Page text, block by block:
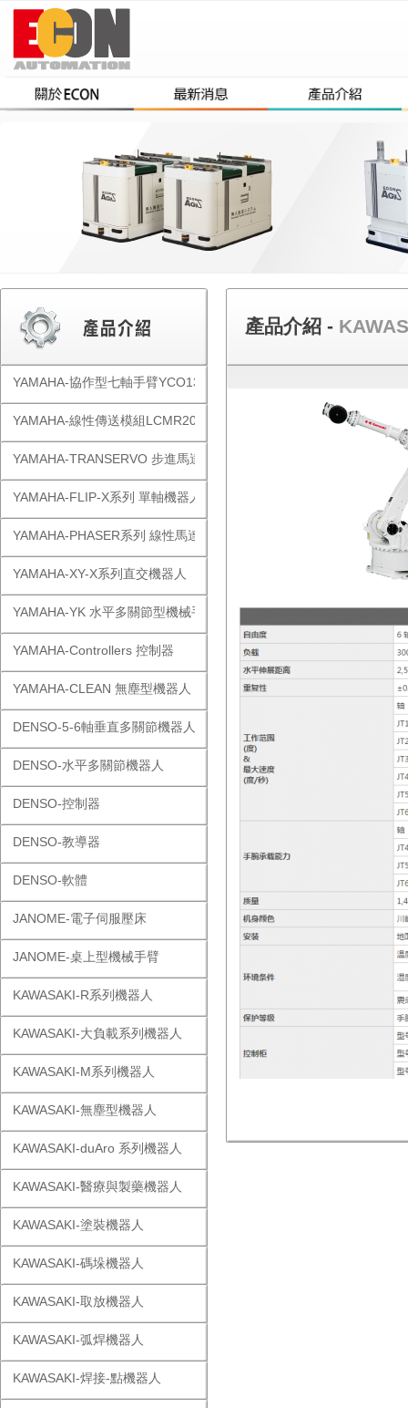
YAMAHA-協作型七軸手臂YCO1300
YAMAHA-線性傳送模組LCMR200
YAMAHA-TRANSERVO 步進馬達單軸
YAMAHA-FLIP-X系列 單軸機器人
YAMAHA-PHASER系列 線性馬達
YAMAHA-XY-X系列直交機器人
YAMAHA-YK 水平多關節型機械手
YAMAHA-Controllers 控制器
YAMAHA-CLEAN 無塵型機器人
DENSO-5-6軸垂直多關節機器人
DENSO-水平多關節機器人
DENSO-控制器
DENSO-教導器
DENSO-軟體
JANOME-電子伺服壓床
JANOME-桌上型機械手臂
KAWASAKI-R系列機器人
KAWASAKI-大負載系列機器人
KAWASAKI-M系列機器人
KAWASAKI-無塵型機器人
KAWASAKI-duAro 系列機器人
KAWASAKI-醫療與製藥機器人
KAWASAKI-塗裝機器人
KAWASAKI-碼垛機器人
KAWASAKI-取放機器人
KAWASAKI-弧焊機器人
KAWASAKI-焊接-點機器人
產品介紹 -